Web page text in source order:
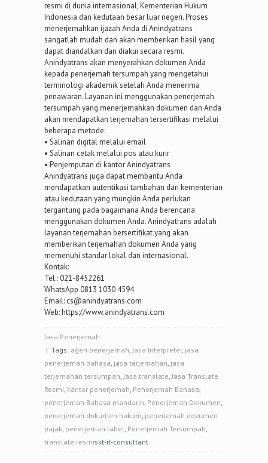
resmi di dunia internasional, Kementerian Hukum
Indonesia dan kedutaan besar luar negeri. Proses
menerjemahkan ijazah Anda di Anindyatrans
sangatlah mudah dan akan memberikan hasil yang
dapat diandalkan dan diakui secara resmi.
Anindyatrans akan menyerahkan dokumen Anda
kepada penerjemah tersumpah yang mengetahui
terminologi akademik setelah Anda menerima
penawaran. Layanan ini menggunakan penerjemah
tersumpah yang menerjemahkan dokumen dan Anda
akan mendapatkan terjemahan tersertifikasi melalui
beberapa metode:
• Salinan digital melalui email
• Salinan cetak melalui pos atau kurir
• Penjemputan di kantor Anindyatrans
Anindyatrans juga dapat membantu Anda
mendapatkan autentikasi tambahan dari kementerian
atau kedutaan yang mungkin Anda perlukan
tergantung pada bagaimana Anda berencana
menggunakan dokumen Anda. Anindyatrans adalah
layanan terjemahan bersertifikat yang akan
memberikan terjemahan dokumen Anda yang
memenuhi standar lokal dan internasional.
Kontak:
Tel.: 021-8452261
WhatsApp 0813 1030 4594
Email: cs@anindyatrans.com
Web: https://www.anindyatrans.com
Jasa Penerjemah
| Tags: agen penerjemah,Jasa Interpreter, jasa
penerjemah bahasa, jasa terjemahan, jasa
terjemahan tersumpah, jasa translate,Jasa Translate
Resmi, kantor penerjemah, Penerjemah Bahasa,
penerjemah Bahasa mandarin, Penerjemah Dokumen,
penerjemah dokumen hukum, penerjemah dokumen
pajak, penerjemah label, Penerjemah Tersumpah,
translate resmiskt-it-consultant